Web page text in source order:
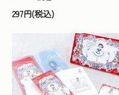
297円(税込)